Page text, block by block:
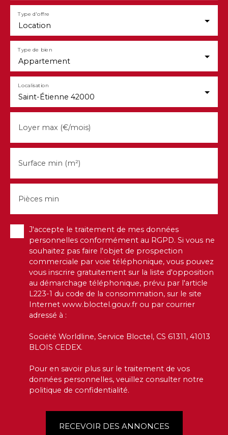
Location
Type d'offre
Appartement
Type de bien
Saint-Étienne 42000
Localisation
Loyer max (€/mois)
Surface min (m²)
Pièces min
J'accepte le traitement de mes données
personnelles conformément au RGPD. Si vous ne
souhaitez pas faire l'objet de prospection
commerciale par voie téléphonique, vous pouvez
vous inscrire gratuitement sur la liste d'opposition
au démarchage téléphonique, prévu par l'article
L223-1 du code de la consommation, sur le site
Internet www.bloctel.gouv.fr ou par courrier
adressé à :
Société Worldline, Service Bloctel, CS 61311, 41013
BLOIS CEDEX.
Pour en savoir plus sur le traitement de vos
données personnelles, veuillez consulter notre
politique de confidentialité.
RECEVOIR DES ANNONCES